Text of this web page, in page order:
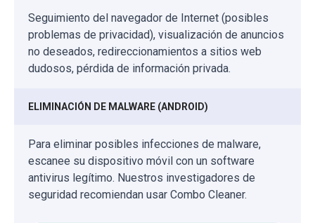
Seguimiento del navegador de Internet (posibles
problemas de privacidad), visualización de anuncios
no deseados, redireccionamientos a sitios web
dudosos, pérdida de información privada.
ELIMINACIÓN DE MALWARE (ANDROID)
Para eliminar posibles infecciones de malware,
escanee su dispositivo móvil con un software
antivirus legítimo. Nuestros investigadores de
seguridad recomiendan usar Combo Cleaner.